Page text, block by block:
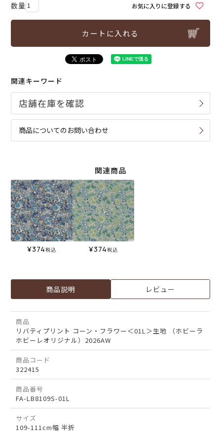
お気に入りに登録する
カートに入れる
関連キーワード
商品についてのお問い合わせ
関連商品
¥374税込 ¥374税込
商品説明 レビュー
商品
リバティプリント コーン・フラワー＜01L＞生地 （ホビーラ
ホビーレオリジナル）2026AW
商品コード
322415
商品番号
FA-LB8109S-01L
サイズ
109-111cm幅 半折